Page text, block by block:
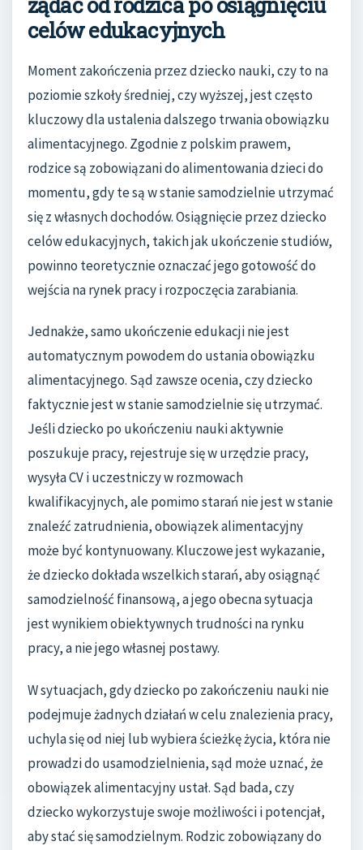
celów edukacyjnych
Moment zakończenia przez dziecko nauki, czy to na
poziomie szkoły średniej, czy wyższej, jest często
kluczowy dla ustalenia dalszego trwania obowiązku
alimentacyjnego. Zgodnie z polskim prawem,
rodzice są zobowiązani do alimentowania dzieci do
momentu, gdy te są w stanie samodzielnie utrzymać
się z własnych dochodów. Osiągnięcie przez dziecko
celów edukacyjnych, takich jak ukończenie studiów,
powinno teoretycznie oznaczać jego gotowość do
wejścia na rynek pracy i rozpoczęcia zarabiania.
Jednakże, samo ukończenie edukacji nie jest
automatycznym powodem do ustania obowiązku
alimentacyjnego. Sąd zawsze ocenia, czy dziecko
faktycznie jest w stanie samodzielnie się utrzymać.
Jeśli dziecko po ukończeniu nauki aktywnie
poszukuje pracy, rejestruje się w urzędzie pracy,
wysyła CV i uczestniczy w rozmowach
kwalifikacyjnych, ale pomimo starań nie jest w stanie
znaleźć zatrudnienia, obowiązek alimentacyjny
może być kontynuowany. Kluczowe jest wykazanie,
że dziecko dokłada wszelkich starań, aby osiągnąć
samodzielność finansową, a jego obecna sytuacja
jest wynikiem obiektywnych trudności na rynku
pracy, a nie jego własnej postawy.
W sytuacjach, gdy dziecko po zakończeniu nauki nie
podejmuje żadnych działań w celu znalezienia pracy,
uchyla się od niej lub wybiera ścieżkę życia, która nie
prowadzi do usamodzielnienia, sąd może uznać, że
obowiązek alimentacyjny ustał. Sąd bada, czy
dziecko wykorzystuje swoje możliwości i potencjał,
aby stać się samodzielnym. Rodzic zobowiązany do